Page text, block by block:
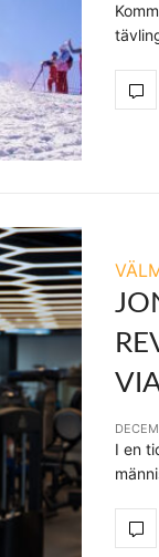
I en